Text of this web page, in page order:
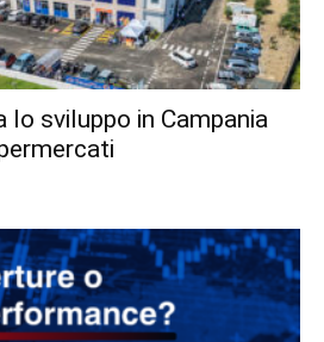
lo sviluppo in Campania